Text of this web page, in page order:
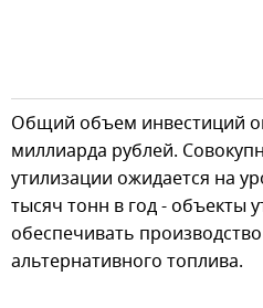
Общий объем инвестиций
миллиарда рублей.
утилизации ожидается на
тысяч тонн в год - объекты
обеспечивать
альтернативного топлива.